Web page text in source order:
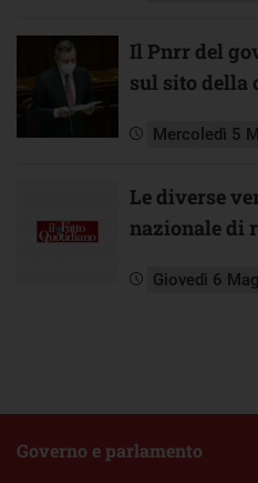
Il Pnrr del
sul sito della
Mercoledì 5
Le diverse
nazionale di
Giovedì 6
Governo e parlamento